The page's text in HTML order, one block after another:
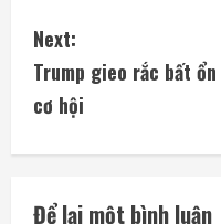
n
t
i
n
u
Next:
Trump gieo rắc bất
cơ hội
Để lại một bình luận